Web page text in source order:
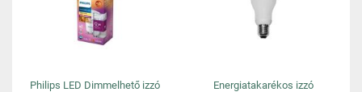
Philips LED Dimmelhető izzó Energiatakarékos izzó